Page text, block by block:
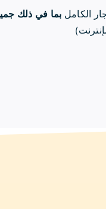
الكامل بما في ذلك